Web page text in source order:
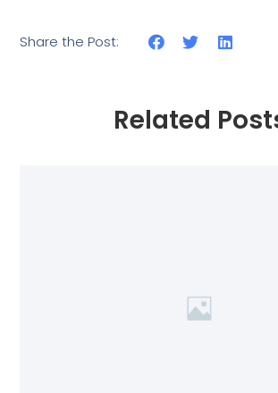
Share the Post:
Related